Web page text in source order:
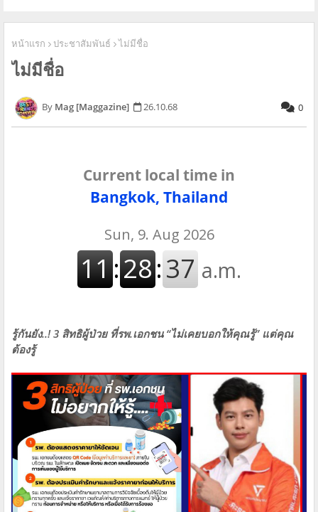
หน้าแรก ประชาสัมพันธ์ ไม่มีชื่อ
ไม่มีชื่อ
Mag [Maggazine] 26.10.68 0
Current local time in
Bangkok, Thailand
รู้กันยัง..! 3 สิทธิผู้ป่วย ที่รพ.เอกชน “ไม่เคยบอกให้คุณรู้” แต่คุณ
ต้องรู้